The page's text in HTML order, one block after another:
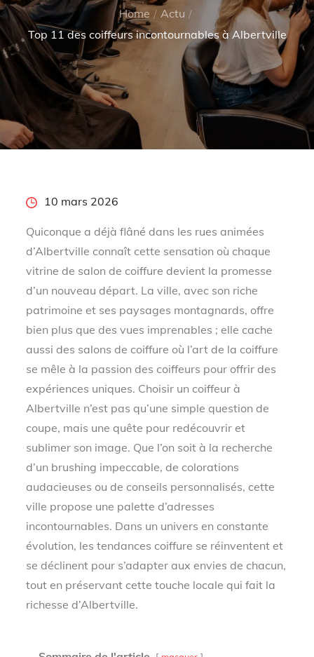
Home
Actu
Top 11 des coiffeurs incontournables à Albertville
Posted10 mars 2026
Quiconque a déjà flâné dans les rues animées
d’Albertville connaît cette sensation où chaque
vitrine de salon de coiffure devient la promesse
d’un nouveau départ. La ville, avec son riche
patrimoine et ses paysages montagnards, offre
bien plus que des vues imprenables ; elle cache
aussi des salons de coiffure où l’art de la coiffure
se mêle à la passion des coiffeurs pour offrir des
expériences uniques. Choisir un coiffeur à
Albertville n’est pas qu’une simple question de
coupe, mais une quête pour redécouvrir et
sublimer son image. Que l’on soit à la recherche
d’un brushing impeccable, de colorations
audacieuses ou de conseils personnalisés, cette
ville propose une palette d’adresses
incontournables. Dans un univers en constante
évolution, les tendances coiffure se réinventent et
se déclinent pour s’adapter aux envies de chacun,
tout en préservant cette touche locale qui fait la
richesse d’Albertville.